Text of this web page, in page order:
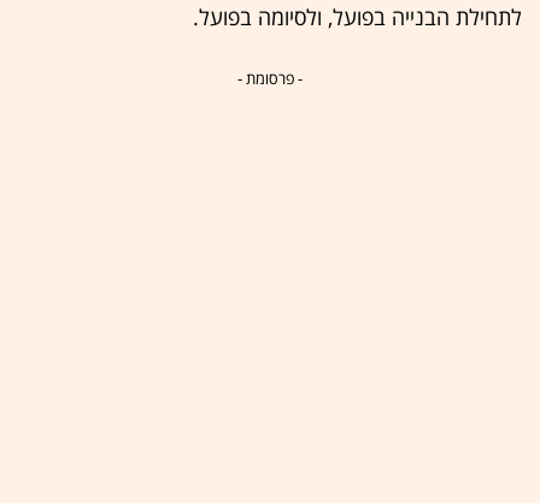
לתחילת הבנייה בפועל, ולסיומה בפועל.
- פרסומת -